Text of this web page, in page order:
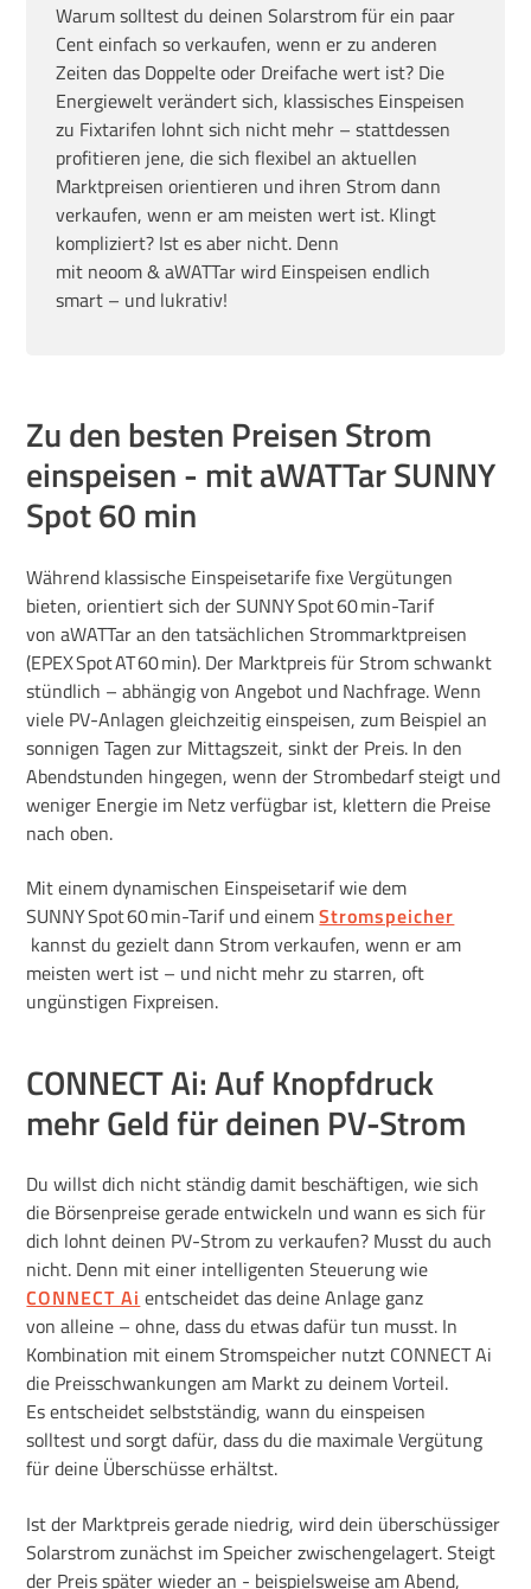
Warum solltest du deinen Solarstrom für ein paar
Cent einfach so verkaufen, wenn er zu anderen
Zeiten das Doppelte oder Dreifache wert ist? Die
Energiewelt verändert sich, klassisches Einspeisen
zu Fixtarifen lohnt sich nicht mehr – stattdessen
profitieren jene, die sich flexibel an aktuellen
Marktpreisenorientieren und ihren Strom dann
verkaufen, wenn er am meisten wert ist. Klingt
kompliziert? Ist es aber nicht. Denn
mit neoom&aWATTarwird Einspeisen endlich
smart – und lukrativ!
Zu den besten Preisen Strom
einspeisen - mit aWATTar SUNNY
Spot 60 min
Während klassische Einspeisetarife fixe Vergütungen
bieten, orientiert sich der SUNNY Spot 60 min-Tarif
von aWATTar an den tatsächlichen Strommarktpreisen
(EPEX Spot AT 60 min). Der Marktpreis für Strom schwankt
stündlich – abhängig von Angebot und Nachfrage. Wenn
viele PV-Anlagen gleichzeitig einspeisen, zum Beispiel an
sonnigen Tagen zur Mittagszeit, sinkt der Preis. In den
Abendstunden hingegen, wenn der Strombedarf steigt und
weniger Energie im Netz verfügbar ist, klettern die Preise
nach oben.
Mit einem dynamischen Einspeisetarif wie dem
SUNNY Spot 60 min-Tarif und einemStromspeicher
kannst du gezielt dann Strom verkaufen, wenn er am
meisten wert ist – und nicht mehr zu starren, oft
ungünstigen Fixpreisen.
CONNECT Ai: Auf Knopfdruck
mehr Geld für deinen PV-Strom
Du willst dich nicht ständig damit beschäftigen, wie sich
die Börsenpreise gerade entwickeln und wann es sich für
dich lohnt deinen PV-Strom zu verkaufen? Musst du auch
nicht. Denn mit einer intelligenten Steuerung wie
CONNECT Ai entscheidet das deine Anlage ganz
von alleine – ohne, dass du etwas dafür tun musst. In
Kombination mit einem Stromspeicher nutzt CONNECT Ai
die Preisschwankungen am Markt zu deinem Vorteil.
Es entscheidet selbstständig, wann du einspeisen
solltest und sorgt dafür, dass du die maximale Vergütung
für deine Überschüsse erhältst.
Ist der Marktpreis gerade niedrig, wird dein überschüssiger
Solarstrom zunächst im Speicher zwischengelagert. Steigt
der Preis später wieder an - beispielsweise am Abend,